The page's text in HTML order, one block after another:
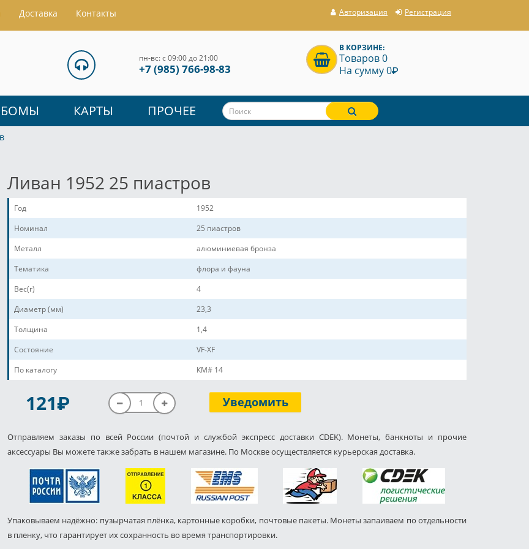
Доставка Контакты Авторизация Регистрация
пн-вс: с 09:00 до 21:00
+7 (985) 766-98-83
В КОРЗИНЕ:
Товаров 0
На сумму 0P
КАРТЫ ПРОЧЕЕ
Ливан 1952 25 пиастров
Год
1952
Номинал
25 пиастров
Металл
алюминиевая бронза
Тематика
флора и фауна
Вес(г)
4
Диаметр (мм)
23,3
Толщина
1,4
Состояние
VF-XF
По каталогу
КМ# 14
121P Уведомить
Отправляем заказы по всей России (почтой и службой экспресс доставки CDEK). Монеты, банкноты и прочие
аксессуары Вы можете также забрать в нашем магазине. По Москве осуществляется курьерская доставка.
Упаковываем надёжно: пузырчатая плёнка, картонные коробки, почтовые пакеты. Монеты запаиваем по отдельности
в пленку, что гарантирует их сохранность во время транспортировки.